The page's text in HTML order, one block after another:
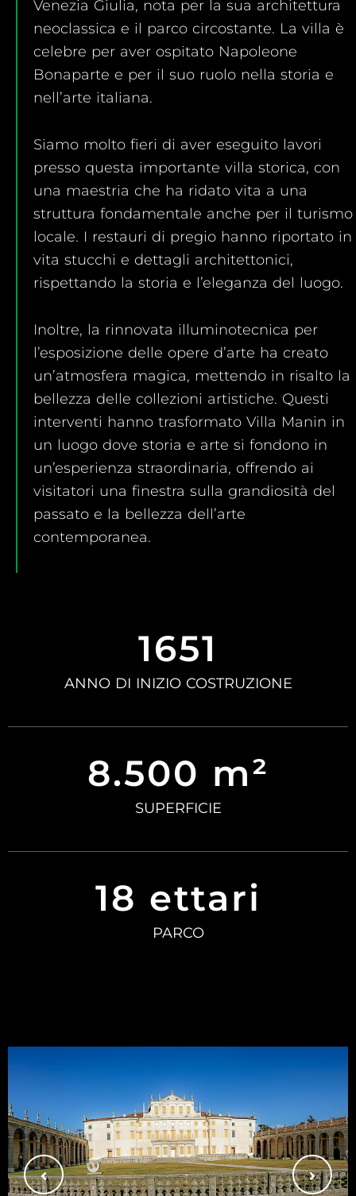
Venezia Giulia, nota per la sua architettura
neoclassica e il parco circostante. La villa è
celebre per aver ospitato Napoleone
Bonaparte e per il suo ruolo nella storia e
nell’arte italiana.
Siamo molto fieri di aver eseguito lavori
presso questa importante villa storica, con
una maestria che ha ridato vita a una
struttura fondamentale anche per il turismo
locale. I restauri di pregio hanno riportato in
vita stucchi e dettagli architettonici,
rispettando la storia e l’eleganza del luogo.
Inoltre, la rinnovata illuminotecnica per
l’esposizione delle opere d’arte ha creato
un’atmosfera magica, mettendo in risalto la
bellezza delle collezioni artistiche. Questi
interventi hanno trasformato Villa Manin in
un luogo dove storia e arte si fondono in
un’esperienza straordinaria, offrendo ai
visitatori una finestra sulla grandiosità del
passato e la bellezza dell’arte
contemporanea.
1651
ANNO DI INIZIO COSTRUZIONE
8.500 m²
SUPERFICIE
18 ettari
PARCO